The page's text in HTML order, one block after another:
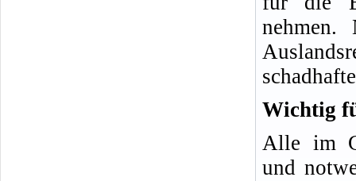
Wichtig
Alle im
und